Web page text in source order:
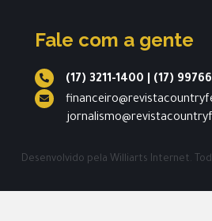
Fale com a gente
(17) 3211-1400
(17)
Desenvolvido pela Williarts Internet.